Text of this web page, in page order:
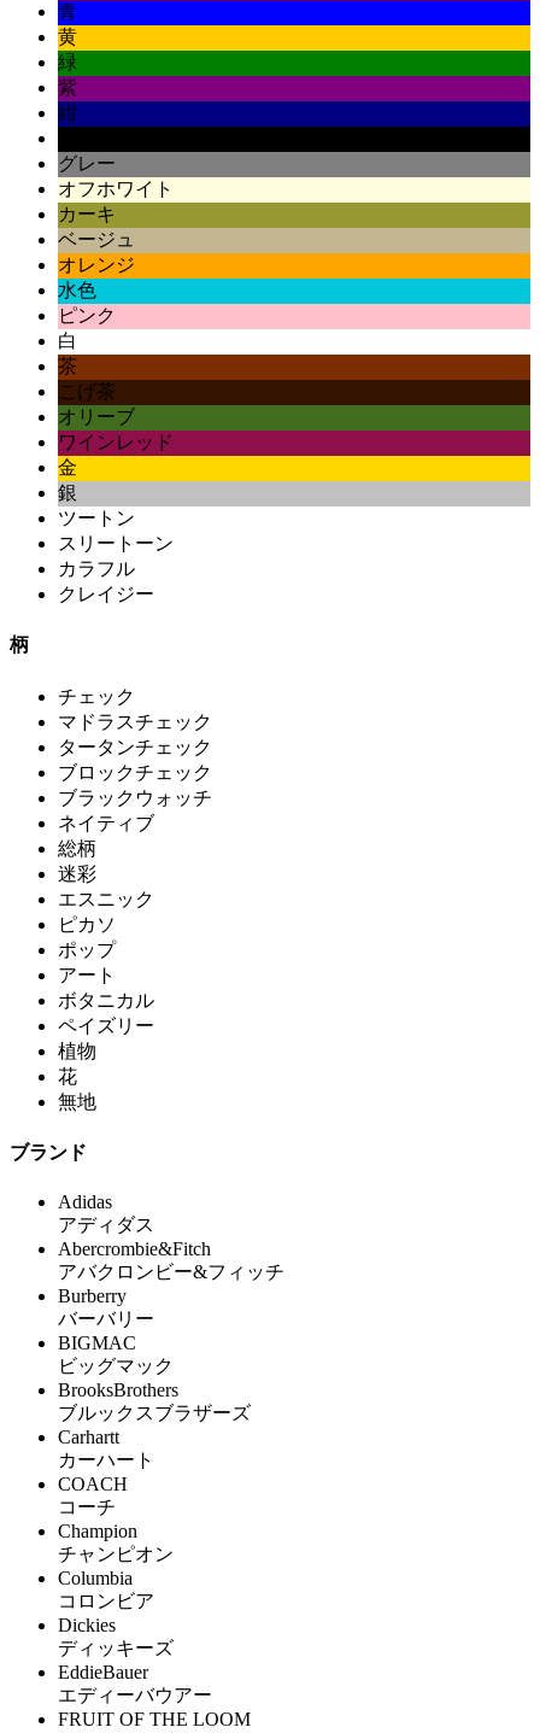
青
黄
緑
紫
紺
グレー
オフホワイト
カーキ
ベージュ
オレンジ
水色
ピンク
白
茶
こげ茶
オリーブ
ワインレッド
金
銀
ツートン
スリートーン
カラフル
クレイジー
柄
チェック
マドラスチェック
タータンチェック
ブロックチェック
ブラックウォッチ
ネイティブ
総柄
迷彩
エスニック
ピカソ
ポップ
アート
ボタニカル
ペイズリー
植物
花
無地
ブランド
Adidas
アディダス
Abercrombie&Fitch
アバクロンビー&フィッチ
Burberry
バーバリー
BIGMAC
ビッグマック
BrooksBrothers
ブルックスブラザーズ
Carhartt
カーハート
COACH
コーチ
Champion
チャンピオン
Columbia
コロンビア
Dickies
ディッキーズ
EddieBauer
エディーバウアー
FRUIT OF THE LOOM